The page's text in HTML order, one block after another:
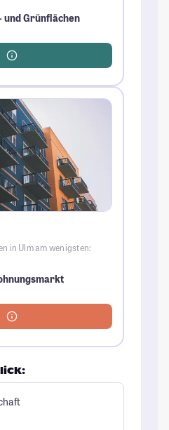
und Grünflächen
in Ulm am wenigsten: